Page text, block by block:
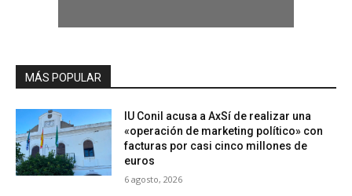
MÁS POPULAR
IU Conil acusa a AxSí de realizar una
«operación de marketing político» con
facturas por casi cinco millones de
euros
6 agosto, 2026